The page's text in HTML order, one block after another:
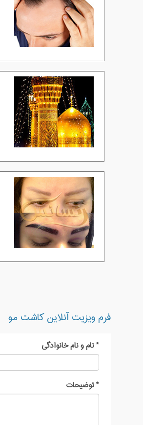
فرم ویزیت آنلاین کاشت مو
*نام و نام خانوادگی
*توضیحات